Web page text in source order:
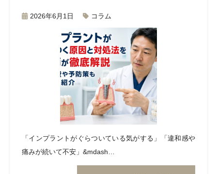
2026年6月1日 コラム
「インプラントがぐらついている気がする」「違和感や
痛みが続いて不安」&mdash…